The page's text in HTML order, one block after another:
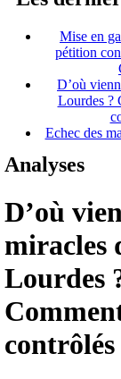
Mise en
pétition
D’où
Lourdes ?
Echec des
Analyses
D’où
miracles
Lourdes
contrôlés